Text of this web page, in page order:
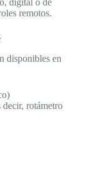
digital o de
remotos.
disponibles en
rotámetro